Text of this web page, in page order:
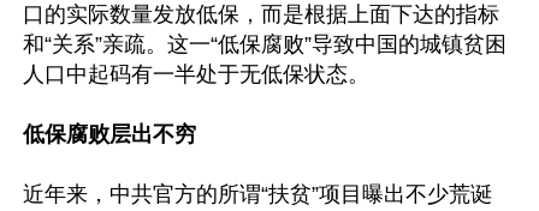
口的实际数量发放低保，而是根据上面下达的指标
和“关系”亲疏。这一“低保腐败”导致中国的城镇贫困
人口中起码有一半处于无低保状态。
低保腐败层出不穷
近年来，中共官方的所谓“扶贫”项目曝出不少荒诞